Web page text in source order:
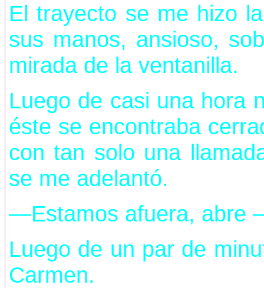
El trayecto se me hizo
sus manos, ansioso,
mirada de la ventanilla.
Luego de casi una hora
éste se encontraba
con tan solo una
se me adelantó.
—Estamos afuera, abre
Luego de un par de
Carmen.